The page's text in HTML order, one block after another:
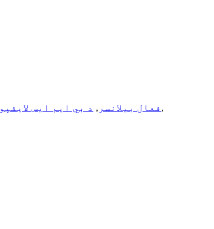
فعال بیلانسر , د بي ايم ايس لايفپو۴ ,